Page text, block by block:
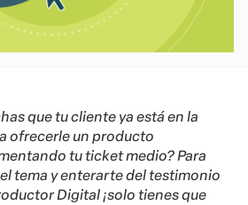
que tu cliente ya está en la
ofrecerle un producto
tu ticket medio? Para
tema y enterarte del testimonio
Digital ¡solo tienes que